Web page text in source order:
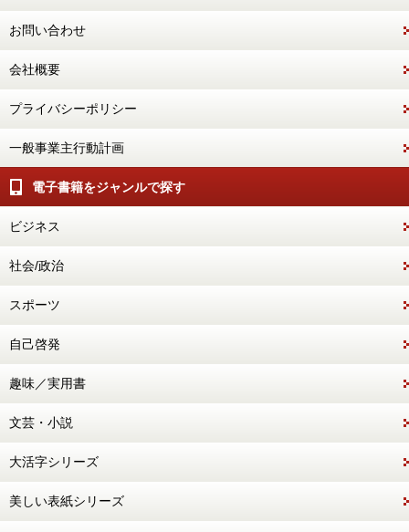
お問い合わせ
会社概要
プライバシーポリシー
一般事業主行動計画
電子書籍をジャンルで探す
ビジネス
社会/政治
スポーツ
自己啓発
趣味／実用書
文芸・小説
大活字シリーズ
美しい表紙シリーズ